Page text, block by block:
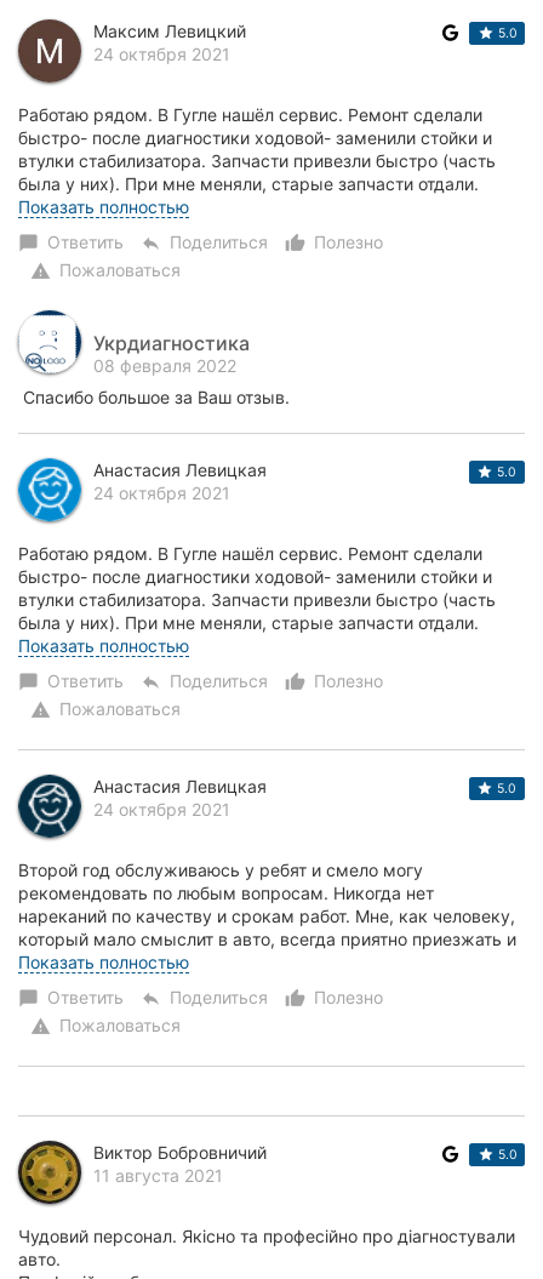
Максим Левицкий
24 октября 2021
5.0
Работаю рядом. В Гугле нашёл сервис. Ремонт сделали
быстро- после диагностики ходовой- заменили стойки и
втулки стабилизатора. Запчасти привезли быстро (часть
была у них). При мне меняли, старые запчасти отдали.
Проехал на Авто- ни стуков ни греков....
Показать полностью
chat_bubble Ответить reply Поделиться thumb_up_alt
Полезно
warning Пожаловаться
Укрдиагностика
08 февраля 2022
Спасибо большое за Ваш отзыв.
Анастасия Левицкая
24 октября 2021
5.0
Работаю рядом. В Гугле нашёл сервис. Ремонт сделали
быстро- после диагностики ходовой- заменили стойки и
втулки стабилизатора. Запчасти привезли быстро (часть
была у них). При мне меняли, старые запчасти отдали.
Проехал на Авто- ни стуков ни греков....
Показать полностью
chat_bubble Ответить reply Поделиться thumb_up_alt
Полезно
warning Пожаловаться
Анастасия Левицкая
24 октября 2021
5.0
Второй год обслуживаюсь у ребят и смело могу
рекомендовать по любым вопросам. Никогда нет
нареканий по качеству и срокам работ. Мне, как человеку,
который мало смыслит в авто, всегда приятно приезжать и
знать, что не посчитают ничего лишнего. Спасибо...
Показать полностью
chat_bubble Ответить reply Поделиться thumb_up_alt
Полезно
warning Пожаловаться
Виктор Бобровничий
11 августа 2021
5.0
Чудовий персонал. Якісно та професійно про діагностували
авто.